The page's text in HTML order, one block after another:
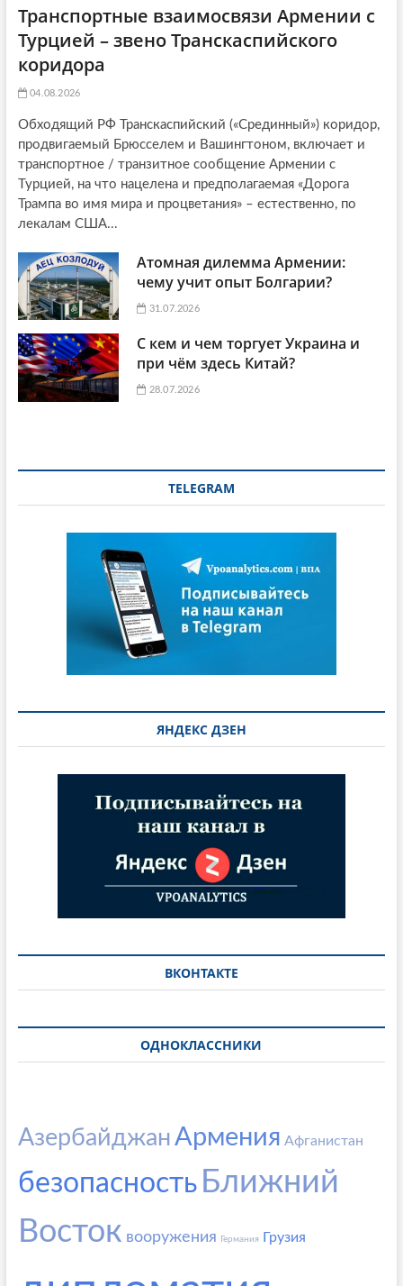
Транспортные взаимосвязи Армении с
Турцией – звено Транскаспийского
коридора
04.08.2026
Обходящий РФ Транскаспийский («Срединный») коридор,
продвигаемый Брюсселем и Вашингтоном, включает и
транспортное / транзитное сообщение Армении с
Турцией, на что нацелена и предполагаемая «Дорога
Трампа во имя мира и процветания» – естественно, по
лекалам США...
Атомная дилемма Армении:
чему учит опыт Болгарии?
31.07.2026
С кем и чем торгует Украина и
при чём здесь Китай?
28.07.2026
TELEGRAM
ЯНДЕКС ДЗЕН
ВКОНТАКТЕ
ОДНОКЛАССНИКИ
АзербайджанАрмения Афганистан
безопасность Ближний
Восток вооружения Германия Грузия